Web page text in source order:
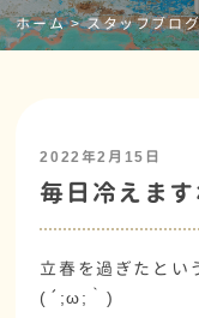
ホーム>スタッフブロ
2022年2月15日
毎日冷えま
立春を過ぎたとい
(´;ω;｀)